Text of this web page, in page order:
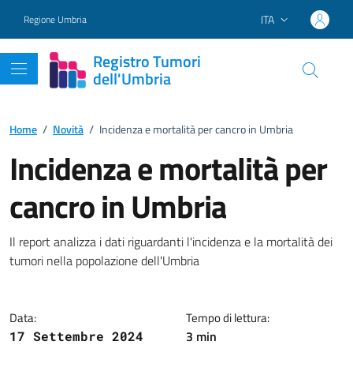
Regione Umbria Lingua attiva:
ITA
Registro Tumori
dell'Umbria
Home / Novità / Incidenza e mortalità per cancro in Umbria
Incidenza e mortalità per
cancro in Umbria
Dettagli della notizia
Il report analizza i dati riguardanti l'incidenza e la mortalità dei
tumori nella popolazione dell'Umbria
Data:
17 Settembre 2024
Tempo di lettura:
3 min